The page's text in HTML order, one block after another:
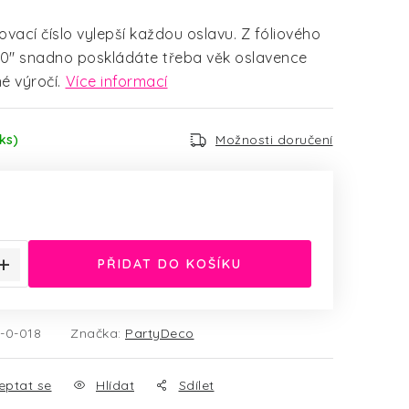
číslo vylepší každou oslavu. Z fóliového
snadno poskládáte třeba věk oslavence
výročí. Více informací
Možnosti doručení
PŘIDAT DO KOŠÍKU
0-018 Značka: PartyDeco
se Hlídat Sdílet